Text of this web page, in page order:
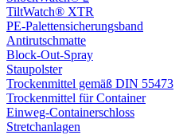
TiltWatch® XTR
PE-Palettensicherungsband
Antirutschmatte
Block-Out-Spray
Staupolster
Trockenmittel gemäß DIN 55473
Trockenmittel für Container
Einweg-Containerschloss
Stretchanlagen